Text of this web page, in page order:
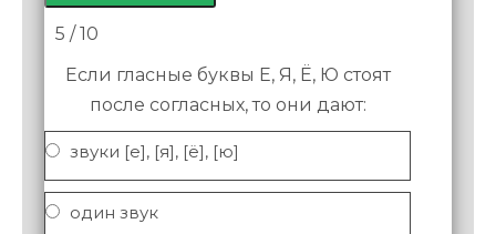
5 / 10
Если гласные буквы Е, Я, Ё, Ю стоят
после согласных, то они дают:
звуки [е], [я], [ё], [ю]
один звук